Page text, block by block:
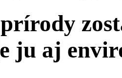
ju aj